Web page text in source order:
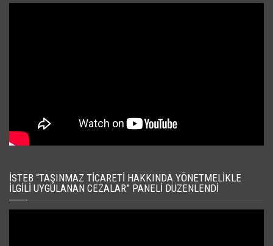
İSTEB “TAŞINMAZ TICARETI HAKKINDA YÖNETMELIKLE
İLGILI UYGULANAN CEZALAR” PANELI DÜZENLENDI